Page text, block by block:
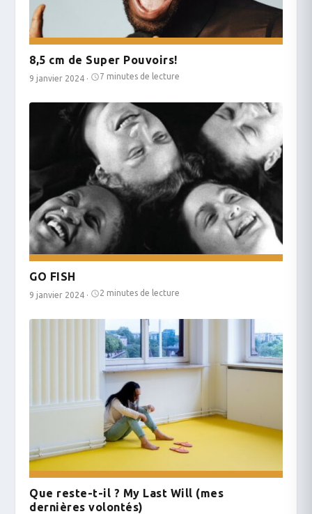
8,5 cm de Super Pouvoirs!
9 janvier 2024 · 7 minutes de lecture
GO FISH
9 janvier 2024 · 2 minutes de lecture
Que reste-t-il ? My Last Will (mes
dernières volontés)